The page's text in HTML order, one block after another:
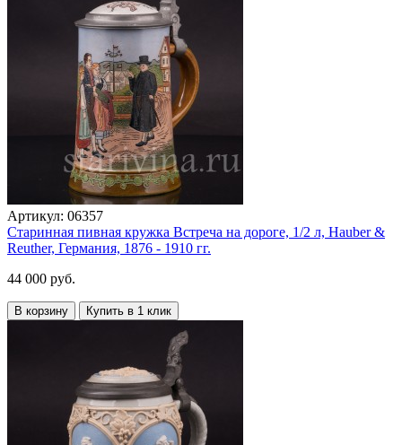
Артикул: 06357
Старинная пивная кружка Встреча на дороге, 1/2 л, Hauber &
Reuther, Германия, 1876 - 1910 гг.
44 000 руб.
В корзину Купить в 1 клик